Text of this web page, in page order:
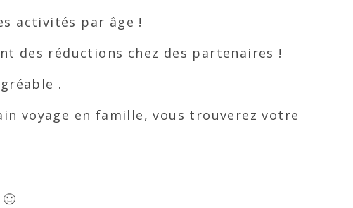
activités par âge !
des réductions chez des partenaires !
.
voyage en famille, vous trouverez votre